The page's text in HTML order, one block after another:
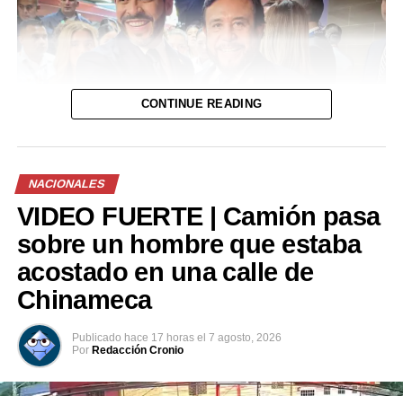
CONTINUE READING
NACIONALES
VIDEO FUERTE | Camión pasa
sobre un hombre que estaba
acostado en una calle de
Chinameca
Publicado hace 17 horas el 7 agosto, 2026
Por Redacción Cronio